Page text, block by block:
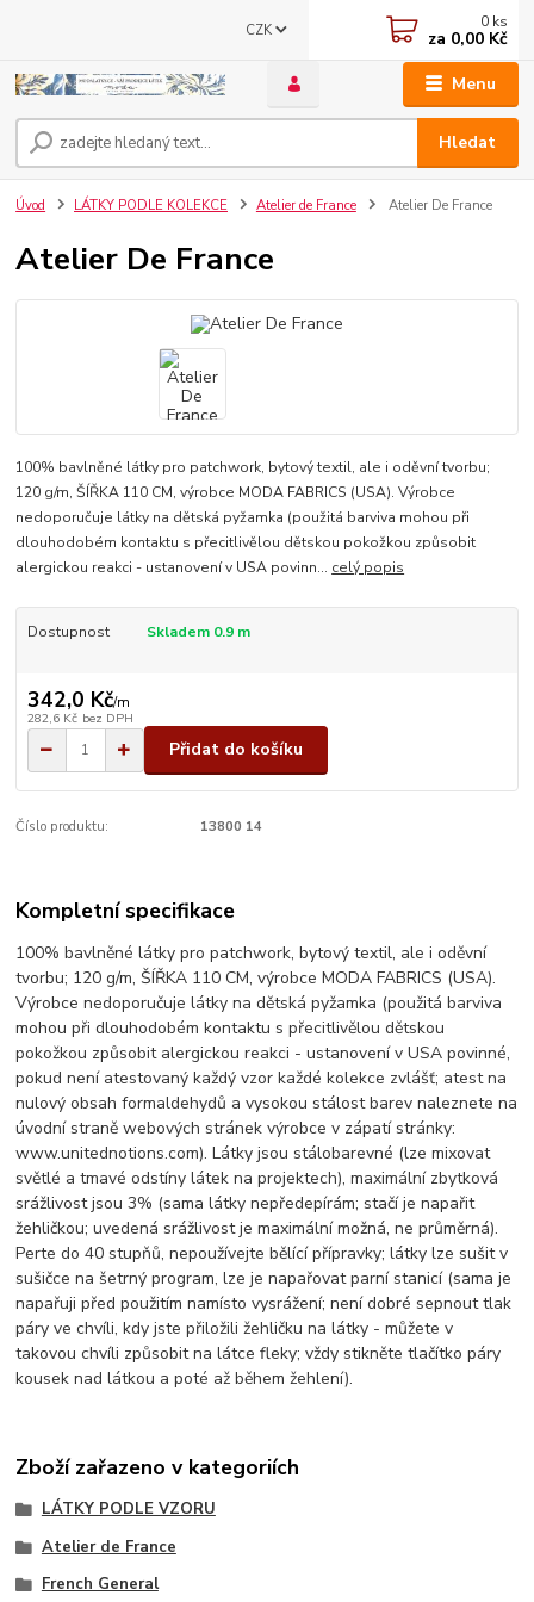
Menu
CZK
Hledat
0 ks
za 0,00 Kč
Úvod LÁTKY PODLE KOLEKCE Atelier de France Atelier De France
Atelier De France
100% bavlněné látky pro patchwork, bytový textil, ale i oděvní tvorbu;
120 g/m, ŠÍŘKA 110 CM, výrobce MODA FABRICS (USA). Výrobce
nedoporučuje látky na dětská pyžamka (použitá barviva mohou při
dlouhodobém kontaktu s přecitlivělou dětskou pokožkou způsobit
alergickou reakci - ustanovení v USA povinn... celý popis
Dostupnost Skladem 0.9 m
342,0 Kč/m
282,6 Kč bez DPH
Přidat do košíku
Číslo produktu: 13800 14
Kompletní specifikace
100% bavlněné látky pro patchwork, bytový textil, ale i oděvní
tvorbu; 120 g/m, ŠÍŘKA 110 CM, výrobce MODA FABRICS (USA).
Výrobce nedoporučuje látky na dětská pyžamka (použitá barviva
mohou při dlouhodobém kontaktu s přecitlivělou dětskou
pokožkou způsobit alergickou reakci - ustanovení v USA povinné,
pokud není atestovaný každý vzor každé kolekce zvlášť; atest na
nulový obsah formaldehydů a vysokou stálost barev naleznete na
úvodní straně webových stránek výrobce v zápatí stránky:
www.unitednotions.com). Látky jsou stálobarevné (lze mixovat
světlé a tmavé odstíny látek na projektech), maximální zbytková
srážlivost jsou 3% (sama látky nepředepírám; stačí je napařit
žehličkou; uvedená srážlivost je maximální možná, ne průměrná).
Perte do 40 stupňů, nepoužívejte bělící přípravky; látky lze sušit v
sušičce na šetrný program, lze je napařovat parní stanicí (sama je
napařuji před použitím namísto vysrážení; není dobré sepnout tlak
páry ve chvíli, kdy jste přiložili žehličku na látky - můžete v
takovou chvíli způsobit na látce fleky; vždy stikněte tlačítko páry
kousek nad látkou a poté až během žehlení).
Zboží zařazeno v kategoriích
LÁTKY PODLE VZORU
Atelier de France
French General